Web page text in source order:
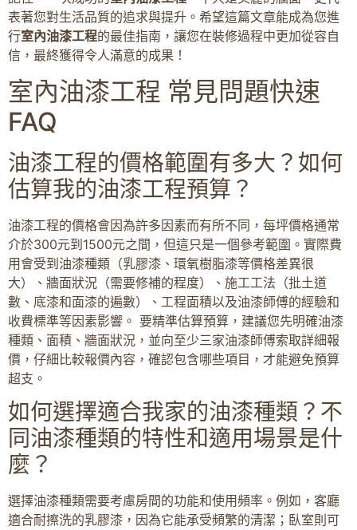
表著您對生活品質的追求與提升。希望這篇文章能成為您進
行室內油漆工程的最佳指南，讓您在裝修過程中更加從容自
信，最終獲得令人滿意的成果！
室內油漆工程 常見問題快速
FAQ
油漆工程的價格範圍有多大？如何
估算我的油漆工程預算？
油漆工程的價格會因為許多因素而有所不同，每坪價格通常
介於300元到1500元之間，但這只是一個參考範圍。實際費
用會受到油漆種類（乳膠漆、環氧樹脂漆等價格差異很
大）、牆面狀況（需要修補的程度）、施工工法（批土道
數、底漆和面漆的遍數）、工程面積以及油漆師傅的經驗和
收費標準等因素影響。 要精準估算預算，建議您先明確油漆
種類、面積、牆面狀況，並向至少三家油漆師傅索取詳細報
價，仔細比較報價內容，確認包含哪些項目，才能避免預算
超支。
如何選擇適合我家的油漆種類？不
同油漆種類的特性和適用場景是什
麼？
選擇油漆種類需要考慮房間的功能和使用頻率。例如，客廳
適合耐擦洗的乳膠漆，因為它能承受頻繁的清潔；臥室則可